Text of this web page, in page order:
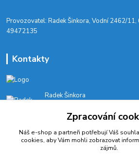
​Provozovatel: Radek Šinkora, Vodní 2462/11,
49472135
Kontakty
Radek Šinkora
E-SHOP: Po-Pá, 8-17 hod.
cyklobikesport@seznam.cz
Zpracování
Náš e-shop a partneři potřebují Váš
cookies, aby Vám mohli zobrazovat
zájmů.